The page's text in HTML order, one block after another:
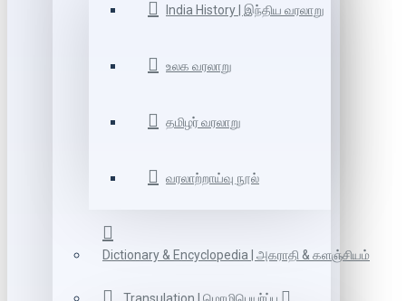
India History | இந்திய வரலாறு
உலக வரலாறு
தமிழர் வரலாறு
வரலாற்றாய்வு நூல்
Dictionary & Encyclopedia | அகராதி & களஞ்சியம்